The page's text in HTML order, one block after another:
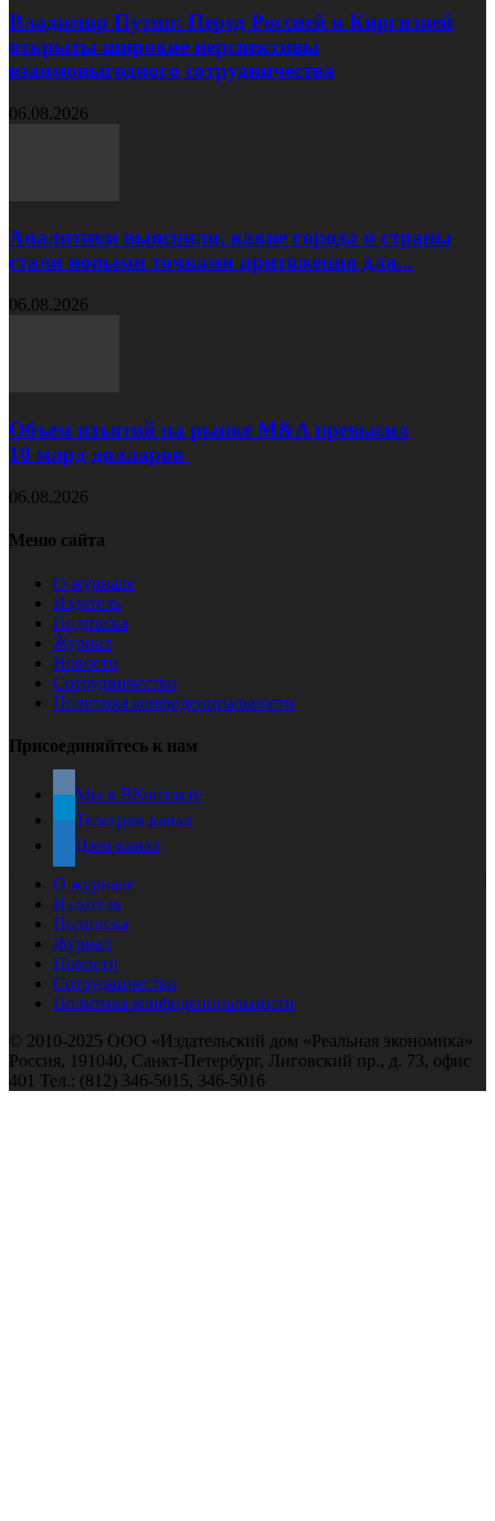
Владимир Путин: Перед Россией и Киргизией
открыты широкие перспективы
взаимовыгодного сотрудничества
06.08.2026
Аналитики выяснили, какие города и страны
стали новыми точками притяжения для...
06.08.2026
Объем изъятий на рынке M&A превысил
10 млрд долларов
06.08.2026
Меню сайта
О журнале
Издатель
Подписка
Журнал
Новости
Сотрудничество
Политика конфиденциальности
Присоединяйтесь к нам
Мы в ВКонтакте
Телеграм канал
Дзен-канал
О журнале
Издатель
Подписка
Журнал
Новости
Сотрудничество
Политика конфиденциальности
© 2010-2025 ООО «Издательский дом «Реальная экономика»
Россия, 191040, Санкт-Петербург, Лиговский пр., д. 73, офис
401 Тел.: (812) 346-5015, 346-5016